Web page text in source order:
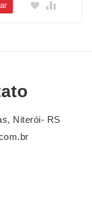
Niterói- RS